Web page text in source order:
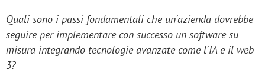
Quali sono i passi fondamentali che un'azienda dovrebbe
seguire per implementare con successo un software su
misura integrando tecnologie avanzate come l'IA e il web
3?